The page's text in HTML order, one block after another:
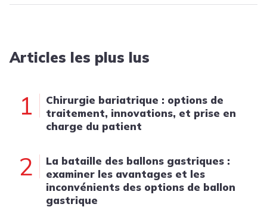
Articles les plus lus
1
Chirurgie bariatrique : options de
traitement, innovations, et prise en
charge du patient
2
La bataille des ballons gastriques :
examiner les avantages et les
inconvénients des options de ballon
gastrique